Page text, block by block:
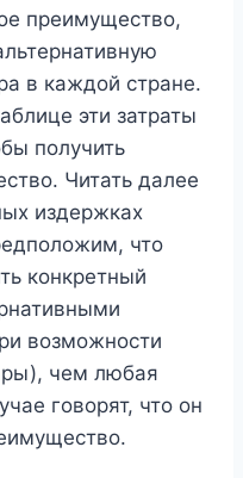
преимущество,
в каждой стране.
эти затраты
получить
Читать далее
издержках
что
конкретный
возможности
чем любая
говорят, что он